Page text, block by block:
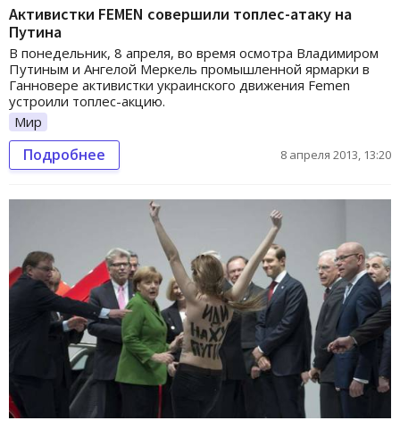
Активистки FEMEN совершили топлес-атаку на
Путина
В понедельник, 8 апреля, во время осмотра Владимиром
Путиным и Ангелой Меркель промышленной ярмарки в
Ганновере активистки украинского движения Femen
устроили топлес-акцию.
Мир
Подробнее 8 апреля 2013, 13:20